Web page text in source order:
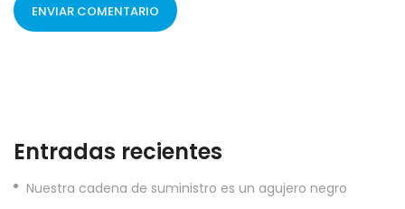
Entradas recientes
Nuestra cadena de suministro es un agujero negro